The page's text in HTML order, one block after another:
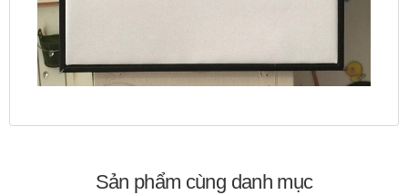
Sản phẩm cùng danh mục